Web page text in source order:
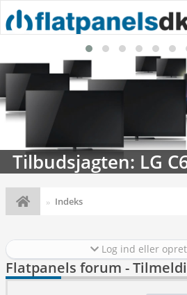
Tilbudsjagten: LG
Indeks
Log ind eller
Flatpanels forum -